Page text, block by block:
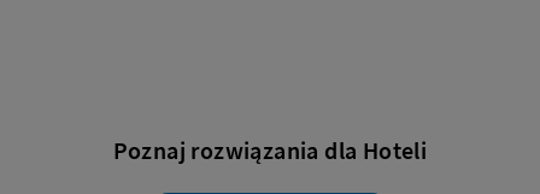
Poznaj rozwiązania dla Hoteli